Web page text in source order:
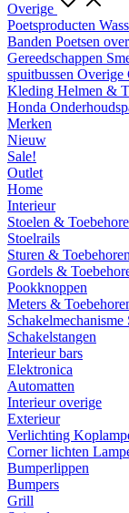
Overige
Poetsproducten
Banden Poetsen
Gereedschappen
spuitbussen Overige
Kleding Helmen &
Honda
Merken
Nieuw
Sale!
Outlet
Home
Interieur
Stoelen &
Stoelrails
Sturen & Toebehoren
Gordels &
Pookknoppen
Meters &
Schakelmechanisme
Schakelstangen
Interieur bars
Elektronica
Automatten
Interieur overige
Exterieur
Verlichting
Corner lichten
Bumperlippen
Bumpers
Grill